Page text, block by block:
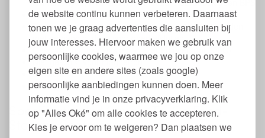
de website continu kunnen verbeteren. Daarnaast
tonen we je graag advertenties die aansluiten bij
jouw interesses. Hiervoor maken we gebruik van
persoonlijke cookies, waarmee we jou op onze
eigen site en andere sites (zoals google)
persoonlijke aanbiedingen kunnen doen. Meer
informatie vind je in onze privacyverklaring. Klik
op "Alles Oké" om alle cookies te accepteren.
Kies je ervoor om te weigeren? Dan plaatsen we
formaldehyde, PVC en zware metalen. Bevat ook geen BPS
Lekdicht
Deksel kan eenvoudig rondom goed aangedrukt worden
met de hand of duim voor goed afsluiten
Geschikt voor vaatwasser, vriezer en oven (tot 300C)
Niet geschikt voor magnetron
Lekdicht
Verkrijgbaar in 3 maten: S, M, L
Specificaties Lid Square To-Go Food-
Storage Container